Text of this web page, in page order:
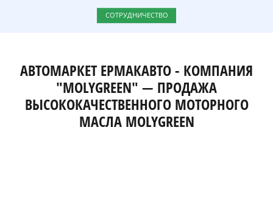
СОТРУДНИЧЕСТВО
АВТОМАРКЕТ ЕРМАКАВТО - КОМПАНИЯ
"MOLYGREEN" — ПРОДАЖА
ВЫСОКОКАЧЕСТВЕННОГО МОТОРНОГО
МАСЛА MOLYGREEN